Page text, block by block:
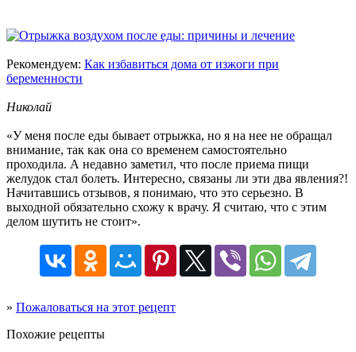
Рекомендуем: Как избавиться дома от изжоги при
беременности
Николай
«У меня после еды бывает отрыжка, но я на нее не обращал
внимание, так как она со временем самостоятельно
проходила. А недавно заметил, что после приема пищи
желудок стал болеть. Интересно, связаны ли эти два явления?!
Начитавшись отзывов, я понимаю, что это серьезно. В
выходной обязательно схожу к врачу. Я считаю, что с этим
делом шутить не стоит».
» Пожаловаться на этот рецепт
Похожие рецепты